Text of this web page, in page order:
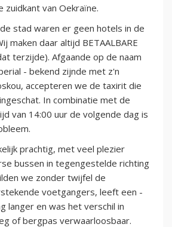
zuidkant van Oekraïne.
stad waren er geen hotels in de
maken daar altijd BETAALBARE
terzijde). Afgaande op de naam
- bekend zijnde met z'n
accepteren we de taxirit die
In combinatie met de
van 14:00 uur de volgende dag is
prachtig, met veel plezier
bussen in tegengestelde richting
we zonder twijfel de
voetgangers, leeft een -
langer en was het verschil in
of bergpas verwaarloosbaar.